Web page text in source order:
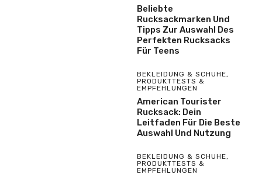
Beliebte
Rucksackmarken Und
Tipps Zur Auswahl Des
Perfekten Rucksacks
Für Teens
BEKLEIDUNG & SCHUHE,
PRODUKTTESTS &
EMPFEHLUNGEN
American Tourister
Rucksack: Dein
Leitfaden Für Die Beste
Auswahl Und Nutzung
BEKLEIDUNG & SCHUHE,
PRODUKTTESTS &
EMPFEHLUNGEN